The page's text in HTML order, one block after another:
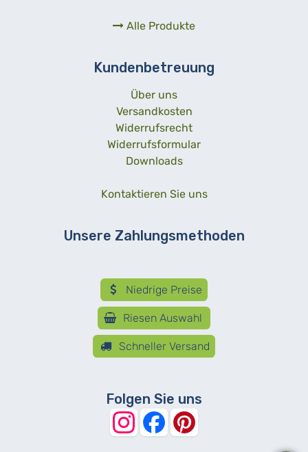
Alle Produkte
Kundenbetreuung
Über uns
Versandkosten
Widerrufsrecht
Widerrufsformular
Downloads
Kontaktieren Sie uns
Unsere Zahlungsmethoden
Niedrige Preise
Riesen Auswahl
Schneller Versand
Folgen Sie uns